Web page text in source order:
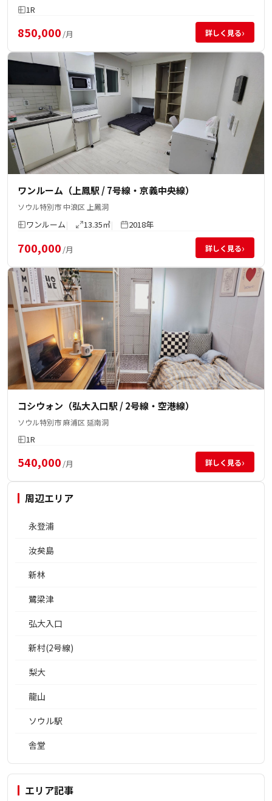
1R
850,000 /月 詳しく見る›
ワンルーム（上鳳駅 / 7号線・京義中央線）
ソウル特別市 中浪区 上鳳洞
ワンルーム 13.35㎡ 2018年
700,000 /月 詳しく見る›
コシウォン（弘大入口駅 / 2号線・空港線）
ソウル特別市 麻浦区 延南洞
1R
540,000 /月 詳しく見る›
周辺エリア
永登浦
汝矣島
新林
鷺梁津
弘大入口
新村(2号線)
梨大
龍山
ソウル駅
舎堂
エリア記事